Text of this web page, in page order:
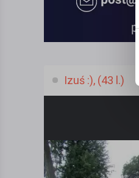
Izuś :), (43 l.)